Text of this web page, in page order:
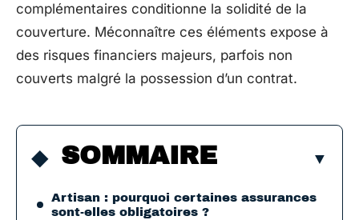
complémentaires conditionne la solidité de la
couverture. Méconnaître ces éléments expose à
des risques financiers majeurs, parfois non
couverts malgré la possession d’un contrat.
SOMMAIRE
Artisan : pourquoi certaines assurances
sont-elles obligatoires ?